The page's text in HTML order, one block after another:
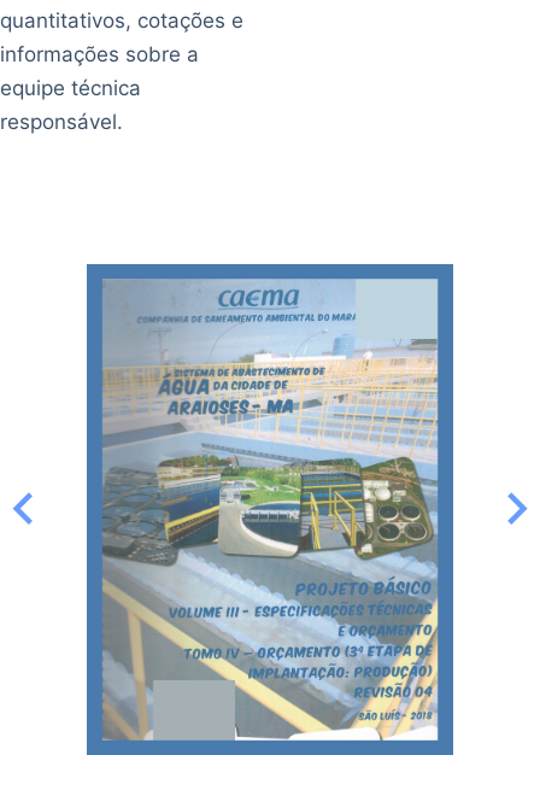
quantitativos, cotações e
informações sobre a
equipe técnica
responsável.